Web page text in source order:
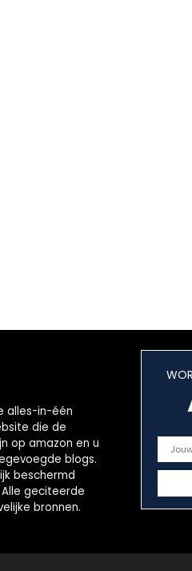
alles-in-één
die de
op amazon en u
blogs.
beschermd
geciteerde
bronnen.